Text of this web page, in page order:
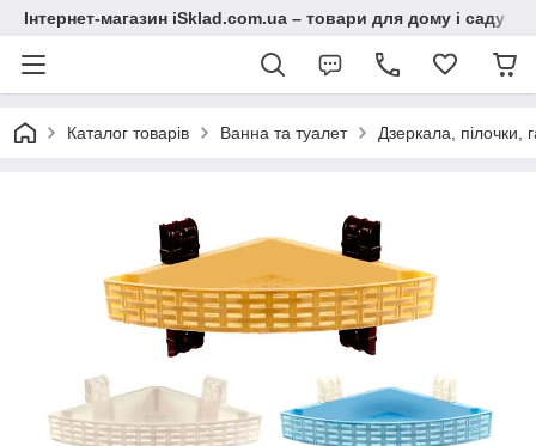
Інтернет-магазин iSklad.com.ua – товари для дому і саду
Каталог товарів Ванна та туалет Дзеркала, пілочки,